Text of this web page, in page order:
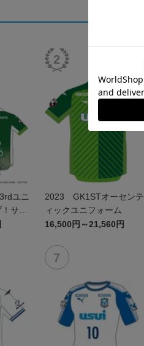
ユニ
サン
ショ
2023 GK1STオーセンテ
ィックユニフォーム
16,500円～21,560円